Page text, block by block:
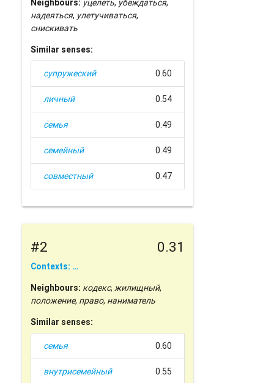
Neighbours: уцелеть, убеждаться,
надеяться, улетучиваться,
снискивать
Similar senses:
супружеский 0.60
личный 0.54
семья 0.49
семейный 0.49
совместный 0.47
#2 0.31
Contexts: …
Neighbours: кодекс,жилищный,
положение, право, наниматель
Similar senses:
семья 0.60
внутрисемейный 0.55